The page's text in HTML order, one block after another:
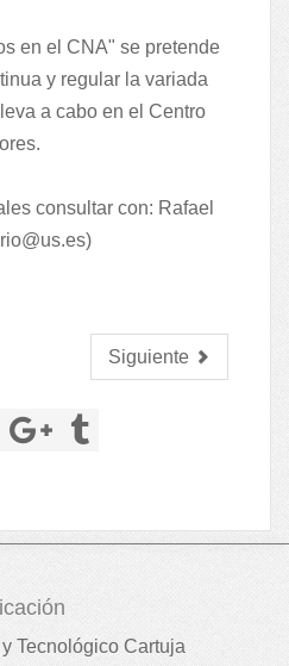
en el CNA" se pretende
y regular la variada
a cabo en el Centro
consultar con: Rafael
)
Siguiente
Tecnológico Cartuja